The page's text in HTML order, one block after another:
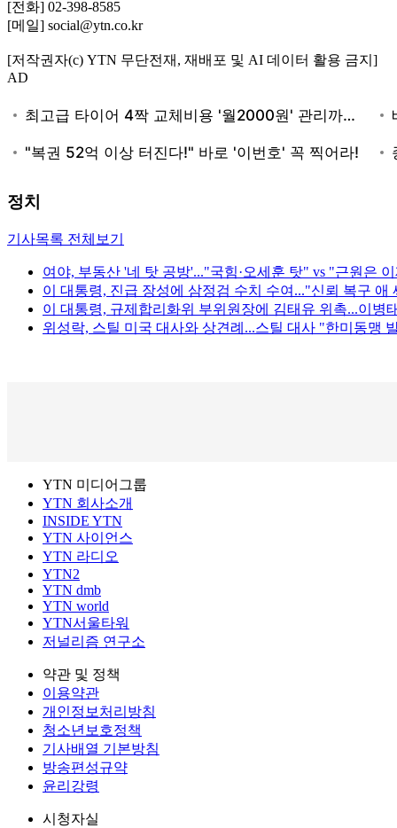
[전화] 02-398-8585
[메일] social@ytn.co.kr
[저작권자(c) YTN 무단전재, 재배포 및 AI 데이터 활용 금지]
AD
정치
기사목록 전체보기
여야, 부동산 '네 탓 공방'..."국힘·오세훈 탓" vs "근원은
이 대통령, 진급 장성에 삼정검 수치 수여..."신뢰 복구 애
이 대통령, 규제합리화위 부위원장에 김태유 위촉...이병
위성락, 스틸 미국 대사와 상견례...스틸 대사 "한미동맹
YTN 미디어그룹
YTN 회사소개
INSIDE YTN
YTN 사이언스
YTN 라디오
YTN2
YTN dmb
YTN world
YTN서울타워
저널리즘 연구소
약관 및 정책
이용약관
개인정보처리방침
청소년보호정책
기사배열 기본방침
방송편성규약
윤리강령
시청자실